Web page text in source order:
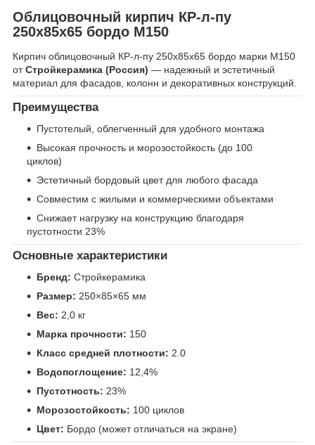
Облицовочный кирпич КР-л-пу
250x85x65 бордо М150
Кирпич облицовочный КР-л-пу 250x85x65 бордо марки М150
отСтройкерамика (Россия) — надежный и эстетичный
материал для фасадов, колонн и декоративных конструкций.
Преимущества
Пустотелый, облегченный для удобного монтажа
Высокая прочность и морозостойкость (до 100
циклов)
Эстетичный бордовый цвет для любого фасада
Совместим с жилыми и коммерческими объектами
Снижает нагрузку на конструкцию благодаря
пустотности 23%
Основные характеристики
Бренд: Стройкерамика
Размер: 250×85×65 мм
Вес: 2,0 кг
Марка прочности: 150
Класс средней плотности: 2.0
Водопоглощение: 12,4%
Пустотность: 23%
Морозостойкость: 100 циклов
Цвет: Бордо (может отличаться на экране)